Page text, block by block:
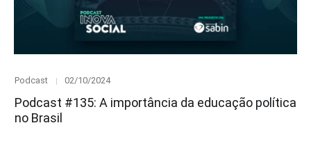
Category
Podcast
Posted
02/10/2024
Podcast #135: A importância da educação política
no Brasil